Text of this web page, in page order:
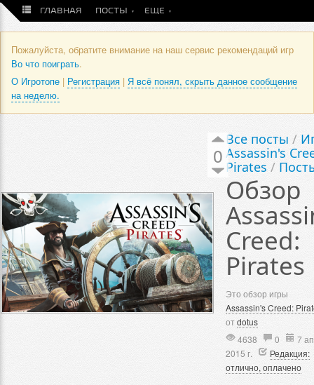
ГЛАВНАЯ ПОСТЫ ЕЩЕ
Пожалуйста, обратите внимание на наш сервис рекомендаций игр
Во что поиграть.
О Игротопе | Регистрация | Я всё понял, скрыть данное сообщение
на неделю.
0
Все посты /
Assassin's
Pirates /
Обзор
Creed:
Pirates
Это обзор игры
Assassin's Creed:
отdotus
4638
0
7
2015 г.
Редакция:
отлично, оплачено